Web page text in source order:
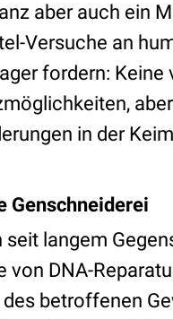
aber auch ein
Versuche an
fordern:
in der
Genschneiderei
seit langem
von DNA-
betroffenen